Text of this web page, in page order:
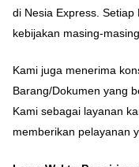
di Nesia Express.
kebijakan masing-masing
Kami juga menerima
Barang/Dokumen yang
Kami sebagai layanan
memberikan pelayanan